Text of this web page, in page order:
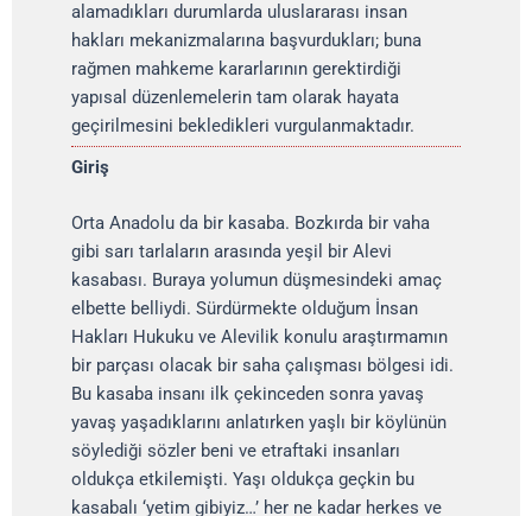
alamadıkları durumlarda uluslararası insan
hakları mekanizmalarına başvurdukları; buna
rağmen mahkeme kararlarının gerektirdiği
yapısal düzenlemelerin tam olarak hayata
geçirilmesini bekledikleri vurgulanmaktadır.
Giriş
Orta Anadolu da bir kasaba. Bozkırda bir vaha
gibi sarı tarlaların arasında yeşil bir Alevi
kasabası. Buraya yolumun düşmesindeki amaç
elbette belliydi. Sürdürmekte olduğum İnsan
Hakları Hukuku ve Alevilik konulu araştırmamın
bir parçası olacak bir saha çalışması bölgesi idi.
Bu kasaba insanı ilk çekinceden sonra yavaş
yavaş yaşadıklarını anlatırken yaşlı bir köylünün
söylediği sözler beni ve etraftaki insanları
oldukça etkilemişti. Yaşı oldukça geçkin bu
kasabalı ‘yetim gibiyiz…’ her ne kadar herkes ve